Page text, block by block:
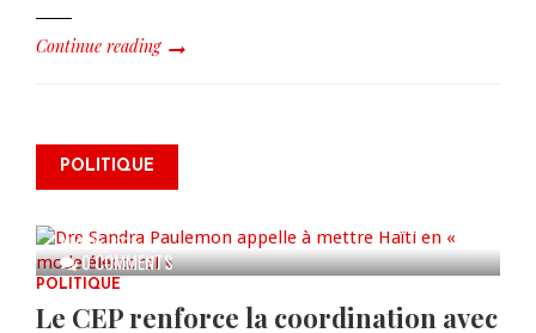
Continue reading
POLITIQUE
0 COMMENTS
mettre Haïti en « mode électoral
» à travers une vaste campagne
AUG 06, 2026
POLITIQUE
Le CEP renforce la coordination avec